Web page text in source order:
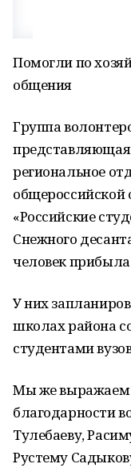
Помогли по
общения
Группа
региональное
общероссийской
«Российские
Снежного
человек
У них
школах района
студентами
Мы же выражаем
благодарности
Тулебаеву,
Рустему